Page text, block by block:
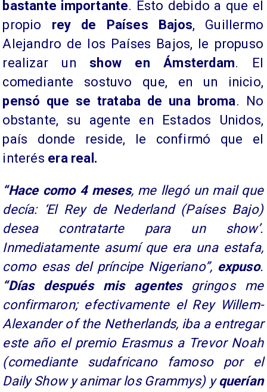
bastante importante. Esto debido a que el
propio rey de Países Bajos, Guillermo
Alejandro de los Países Bajos, le propuso
realizar un show en Ámsterdam. El
comediante sostuvo que, en un inicio,
pensó que se trataba de una broma. No
obstante, su agente en Estados Unidos,
país donde reside, le confirmó que el
interés era real.
“Hace como 4 meses, me llegó un mail que
decía: ‘El Rey de Nederland (Países Bajo)
desea contratarte para un show’.
Inmediatamente asumí que era una estafa,
como esas del príncipe Nigeriano”, expuso.
“Días después mis agentesgringos me
confirmaron; efectivamente el Rey Willem-
Alexander of the Netherlands, iba a entregar
este año el premio Erasmus a Trevor Noah
(comediante sudafricano famoso por el
Daily Show y animar los Grammys) yquerían